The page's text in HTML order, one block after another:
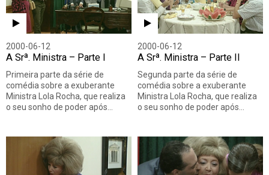
2000-06-12
A Srª. Ministra – Parte I
Primeira parte da série de
comédia sobre a exuberante
Ministra Lola Rocha, que realiza
o seu sonho de poder após…
2000-06-12
A Srª. Ministra – Parte II
Segunda parte da série de
comédia sobre a exuberante
Ministra Lola Rocha, que realiza
o seu sonho de poder após…